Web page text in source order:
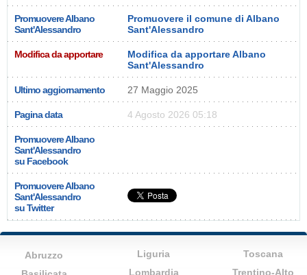
Promuovere Albano
Sant'Alessandro
Promuovere il comune di Albano
Sant'Alessandro
Modifica da apportare
Modifica da apportare Albano
Sant'Alessandro
Ultimo aggiornamento 27 Maggio 2025
Pagina data 4 Agosto 2026 05:18
Promuovere Albano
Sant'Alessandro
su Facebook
Promuovere Albano
Sant'Alessandro
su Twitter
Abruzzo
Liguria
Lombardia
Toscana
Trentino-Alto